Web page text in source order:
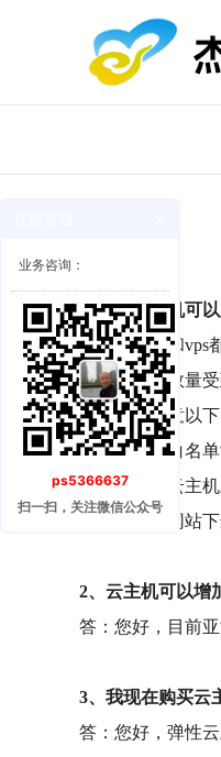
1. 一个云主机可
答：云主机和vps
承载的网站数量
另外需要注意以下
机房采用了白名
除此之外，云主
个），一个网站
2、云主机可以增
答：您好，目前
3、我现在购买云
答：您好，弹性
业务咨询：
ps5366637
扫一扫，关注微信公众号